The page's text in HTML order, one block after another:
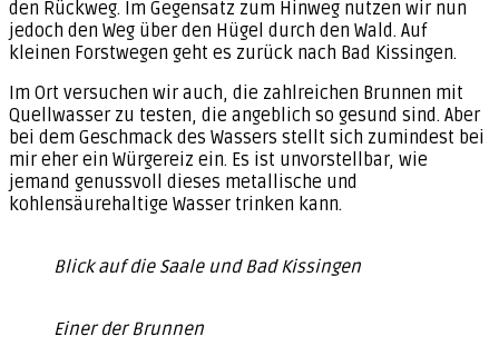
den Rückweg. Im Gegensatz zum Hinweg nutzen wir nun
jedoch den Weg über den Hügel durch den Wald. Auf
kleinen Forstwegen geht es zurück nach Bad Kissingen.
Im Ort versuchen wir auch, die zahlreichen Brunnen mit
Quellwasser zu testen, die angeblich so gesund sind. Aber
bei dem Geschmack des Wassers stellt sich zumindest bei
mir eher ein Würgereiz ein. Es ist unvorstellbar, wie
jemand genussvoll dieses metallische und
kohlensäurehaltige Wasser trinken kann.
Blick auf die Saale und Bad Kissingen
Einer der Brunnen